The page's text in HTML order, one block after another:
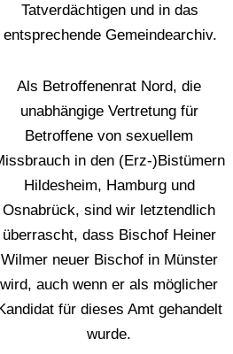
Tatverdächtigen und in das
entsprechende Gemeindearchiv.
Als Betroffenenrat Nord, die
unabhängige Vertretung für
Betroffene von sexuellem
in den (Erz-)Bistümern
Hildesheim, Hamburg und
Osnabrück, sind wir letztendlich
überrascht, dass Bischof Heiner
Wilmer neuer Bischof in Münster
wird, auch wenn er als möglicher
für dieses Amt gehandelt
wurde.